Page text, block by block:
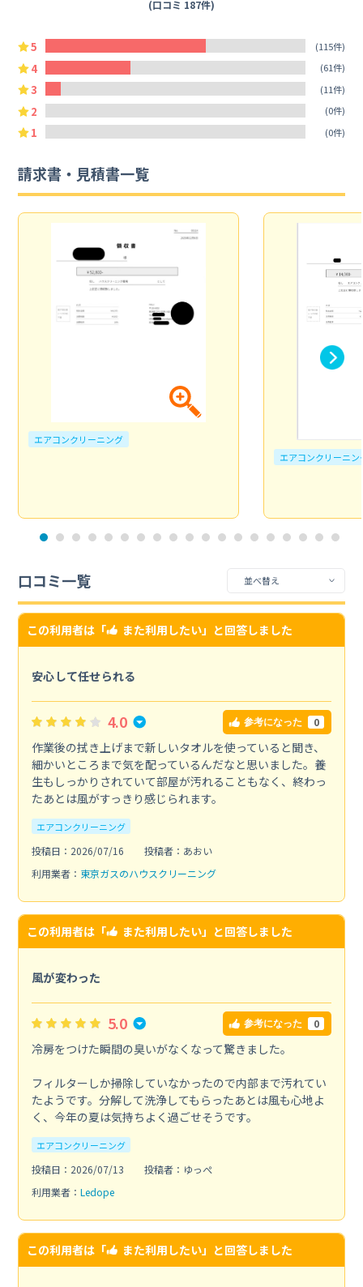
(口コミ 187件)
5 (115件)
4 (61件)
3 (11件)
2 (0件)
1 (0件)
請求書・見積書一覧
エアコンクリーニング
エアコンクリーニン
口コミ一覧
この利用者は「 また利用したい」と回答しました
安心して任せられる
4.0 参考になった 0
作業後の拭き上げまで新しいタオルを使っていると聞き、
細かいところまで気を配っているんだなと思いました。養
生もしっかりされていて部屋が汚れることもなく、終わっ
たあとは風がすっきり感じられます。
エアコンクリーニング
投稿日：2026/07/16
投稿者：あおい
利用業者： 東京ガスのハウスクリーニング
この利用者は「 また利用したい」と回答しました
風が変わった
5.0 参考になった 0
冷房をつけた瞬間の臭いがなくなって驚きました。
フィルターしか掃除していなかったので内部まで汚れてい
たようです。分解して洗浄してもらったあとは風も心地よ
く、今年の夏は気持ちよく過ごせそうです。
エアコンクリーニング
投稿日：2026/07/13
投稿者：ゆっぺ
利用業者： Ledope
この利用者は「 また利用したい」と回答しました